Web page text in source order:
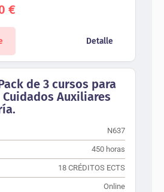
€El
precio
Detalle
de 3 cursos para
Auxiliares
N637
450 horas
18 CRÉDITOS ECTS
Online